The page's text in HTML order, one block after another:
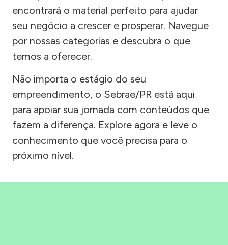
encontrará o material perfeito para ajudar
seu negócio a crescer e prosperar. Navegue
por nossas categorias e descubra o que
temos a oferecer.
Não importa o estágio do seu
empreendimento, o Sebrae/PR está aqui
para apoiar sua jornada com conteúdos que
fazem a diferença. Explore agora e leve o
conhecimento que você precisa para o
próximo nível.